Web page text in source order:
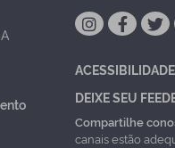
ACESSIBILIDADE
DEIXE SEU
Compartilhe
canais estão